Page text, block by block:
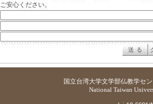
ご安心ください。
国立台湾大学文学部仏教学セ
National Taiwan